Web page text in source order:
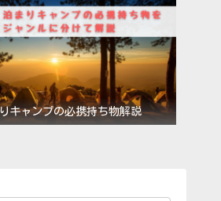
キャンプの必携持ち物解説